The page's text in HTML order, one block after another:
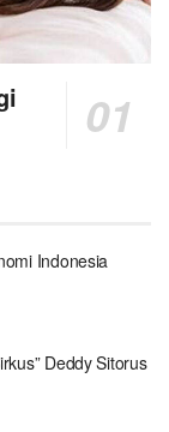
Indonesia
Deddy Sitorus